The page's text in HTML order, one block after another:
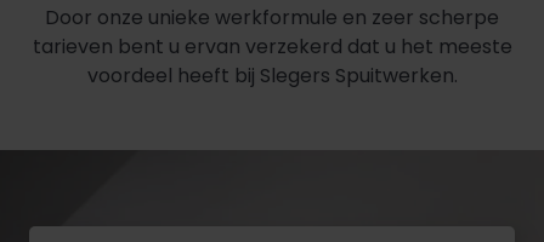
Door onze unieke werkformule en zeer scherpe
tarieven bent u ervan verzekerd dat u het meeste
voordeel heeft bij Slegers Spuitwerken.